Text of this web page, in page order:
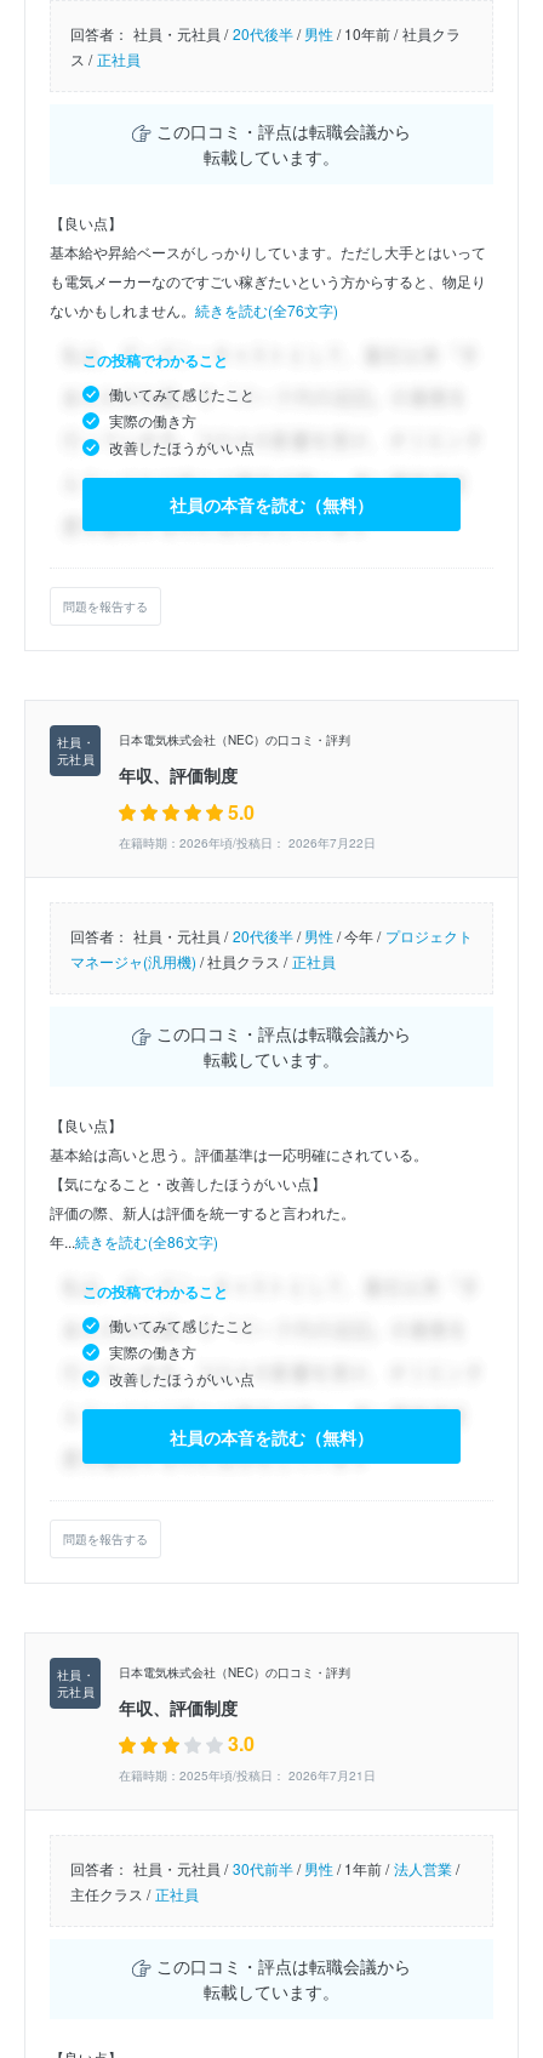
回答者： 社員・元社員 / 20代後半/男性/10年前 / 社員クラ
ス / 正社員
この口コミ・評点は転職会議から
転載しています。
【良い点】
基本給や昇給ベースがしっかりしています。ただし大手とはいって
も電気メーカーなのですごい稼ぎたいという方からすると、物足り
ないかもしれません。 続きを読む(全76文字)
この投稿でわかること
働いてみて感じたこと
実際の働き方
改善したほうがいい点
社員の本音を読む（無料）
問題を報告する
日本電気株式会社（NEC）の口コミ・評判
年収、評価制度
5.0
在籍時期：2026年頃/投稿日： 2026年7月22日
回答者： 社員・元社員 / 20代後半/男性/今年 / プロジェクト
マネージャ(汎用機) /社員クラス / 正社員
この口コミ・評点は転職会議から
転載しています。
【良い点】
基本給は高いと思う。評価基準は一応明確にされている。
【気になること・改善したほうがいい点】
評価の際、新人は評価を統一すると言われた。
年...続きを読む(全86文字)
この投稿でわかること
働いてみて感じたこと
実際の働き方
改善したほうがいい点
社員の本音を読む（無料）
問題を報告する
日本電気株式会社（NEC）の口コミ・評判
年収、評価制度
3.0
在籍時期：2025年頃/投稿日： 2026年7月21日
回答者： 社員・元社員 / 30代前半/男性/1年前 / 法人営業/
主任クラス / 正社員
この口コミ・評点は転職会議から
転載しています。